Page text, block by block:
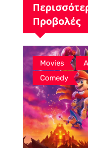
Προβολές
Movies ,
Comedy